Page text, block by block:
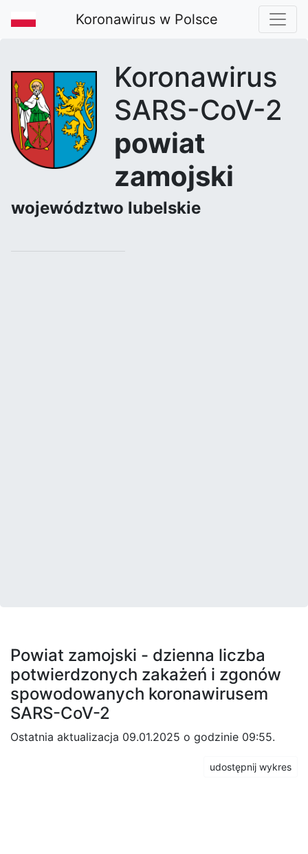
Koronawirus w Polsce
Koronawirus
SARS-CoV-2
powiat
zamojski
województwo lubelskie
Powiat zamojski - dzienna liczba
potwierdzonych zakażeń i zgonów
spowodowanych koronawirusem
SARS-CoV-2
Ostatnia aktualizacja 09.01.2025 o godzinie 09:55.
udostępnij wykres